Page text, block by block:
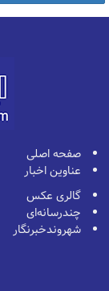
صفحه اصلی
عناوین اخبار
گالری عکس
چندرسانه‌ای
شهروندخبرنگار